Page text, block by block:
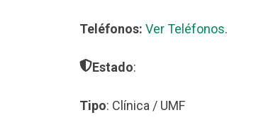
Teléfonos: Ver Teléfonos.
Estado:
Tipo: Clínica / UMF